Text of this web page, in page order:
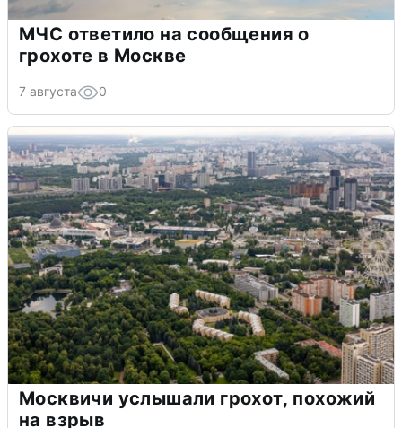
МЧС ответило на сообщения о
грохоте в Москве
7 августа 0
Москвичи услышали грохот, похожий
на взрыв